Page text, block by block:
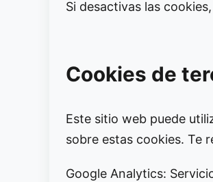
Si desactivas las
Cookies de
Este sitio web puede
sobre estas cookies. Te
Google Analytics: